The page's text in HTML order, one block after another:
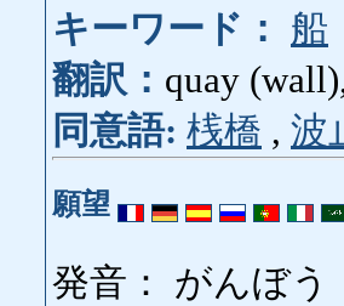
キーワード：
船
翻訳： quay
同意語: 桟橋 , 波
願望
発音： がんぼう